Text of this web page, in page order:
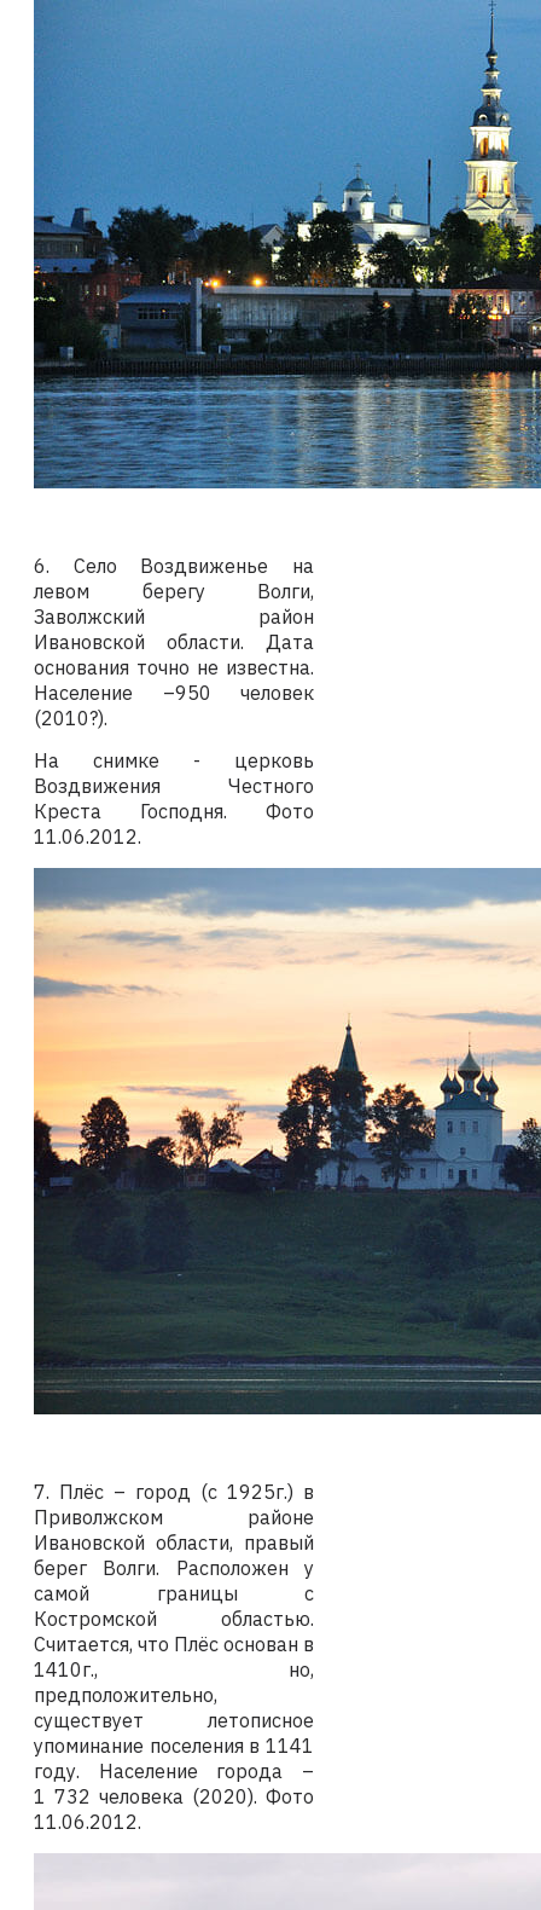
6. Село Воздвиженье на
левом берегу Волги,
Заволжский район
Ивановской области. Дата
основания точно не известна.
Население –950 человек
(2010?).
На снимке - церковь
Воздвижения Честного
Креста Господня. Фото
11.06.2012.
7. Плёс – город (с 1925г.) в
Приволжском районе
Ивановской области, правый
берег Волги. Расположен у
самой границы с
Костромской областью.
Считается, что Плёс основан в
1410г., но,
предположительно,
существует летописное
упоминание поселения в 1141
году. Население города –
1 732 человека (2020). Фото
11.06.2012.